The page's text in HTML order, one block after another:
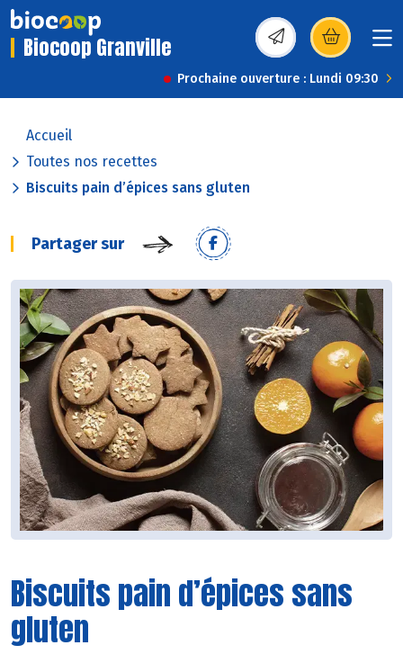
Biocoop Granville (s’ouvre dans une
Prochaine ouverture : Lundi 09:30
Accueil
Toutes nos recettes
Biscuits pain d’épices sans gluten
Partager sur
Biscuits pain d’épices sans
gluten